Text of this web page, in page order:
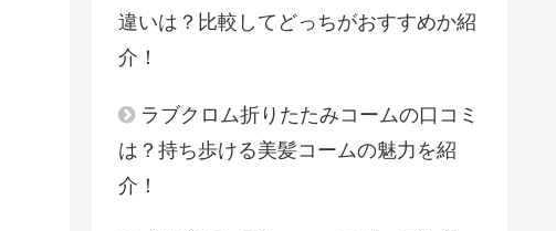
違いは？比較してどっちがおすすめか紹
介！
ラブクロム折りたたみコームの口コミ
は？持ち歩ける美髪コームの魅力を紹
介！